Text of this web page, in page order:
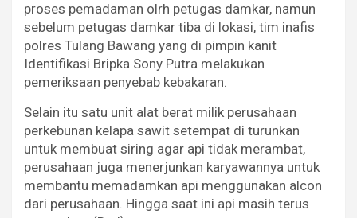
proses pemadaman olrh petugas damkar, namun
sebelum petugas damkar tiba di lokasi, tim inafis
polres Tulang Bawang yang di pimpin kanit
Identifikasi Bripka Sony Putra melakukan
pemeriksaan penyebab kebakaran.
Selain itu satu unit alat berat milik perusahaan
perkebunan kelapa sawit setempat di turunkan
untuk membuat siring agar api tidak merambat,
perusahaan juga menerjunkan karyawannya untuk
membantu memadamkan api menggunakan alcon
dari perusahaan. Hingga saat ini api masih terus